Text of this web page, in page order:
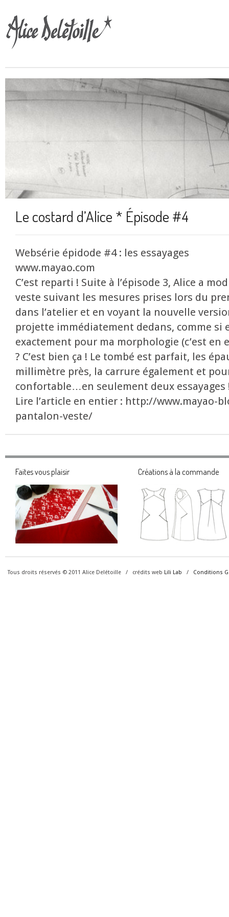
Le costard d’Alice * Épisode #4
Websérie épidode #4 : les essayages
www.mayao.com
C’est reparti ! Suite à l’épisode 3, Alice a
veste suivant les mesures prises lors du
dans l’atelier et en voyant la nouvelle
projette immédiatement dedans, comme si
exactement pour ma morphologie (c’est en
? C’est bien ça ! Le tombé est parfait, les
millimètre près, la carrure également et
confortable…en seulement deux
Lire l’article en entier : http://www.mayao-
pantalon-veste/
Faites vous plaisir Créations à la commande
Tous droits réservés © 2011 Alice Delétoille / crédits web Lili Lab / Conditions